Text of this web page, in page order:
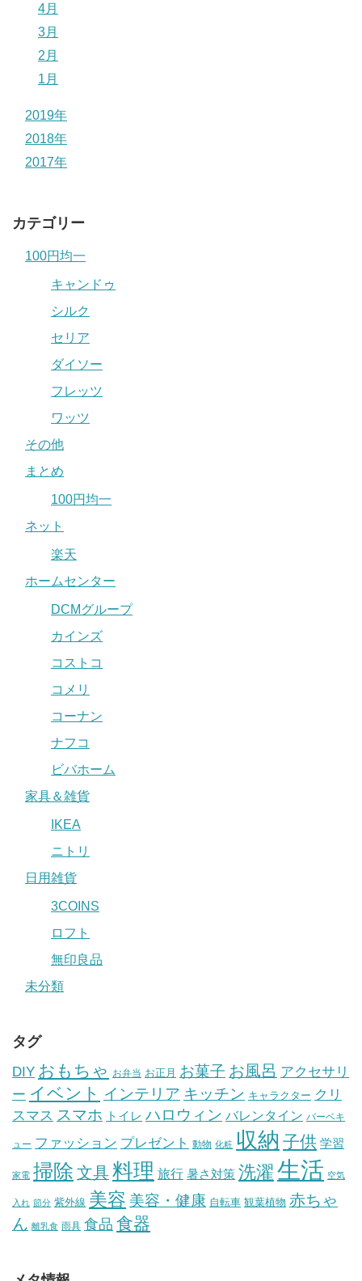
4月
3月
2月
1月
2019年
2018年
2017年
カテゴリー
100円均一
キャンドゥ
シルク
セリア
ダイソー
フレッツ
ワッツ
その他
まとめ
100円均一
ネット
楽天
ホームセンター
DCMグループ
カインズ
コストコ
コメリ
コーナン
ナフコ
ビバホーム
家具＆雑貨
IKEA
ニトリ
日用雑貨
3COINS
ロフト
無印良品
未分類
タグ
DIY おもちゃ お弁当 お正月 お菓子 お風呂 アクセサリ
ー イベント インテリア キッチン キャラクター クリ
スマス スマホ トイレ ハロウィン バレンタイン バーベキ
ュー ファッション プレゼント 動物 化粧 収納 子供 学習
家電 掃除 文具料理 旅行 暑さ対策 洗濯 生活 空気
入れ 節分 紫外線 美容 美容・健康 自転車 観葉植物 赤ちゃ
ん 離乳食 雨具 食品 食器